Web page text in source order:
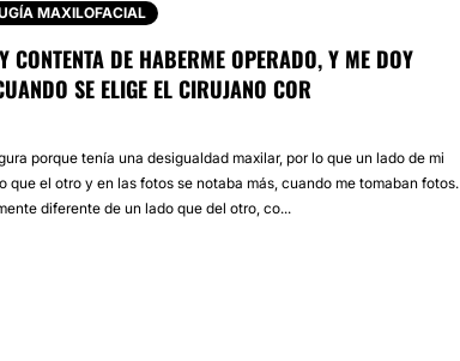
MAXILOFACIAL
CONTENTA DE HABERME OPERADO, Y ME DOY
SE ELIGE EL CIRUJANO COR
porque tenía una desigualdad maxilar, por lo que un lado de mi
que el otro y en las fotos se notaba más, cuando me tomaban fotos.
diferente de un lado que del otro, co...